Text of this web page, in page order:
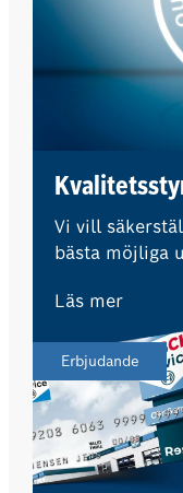
Vi vill
bästa möjliga
externa
våra
Läs mer
Erbjudande